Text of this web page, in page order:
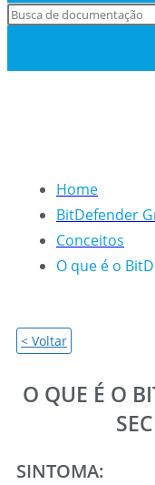
Home
BitDefender
Conceitos
O que é o
< Voltar
O QUE É O
SINTOMA: